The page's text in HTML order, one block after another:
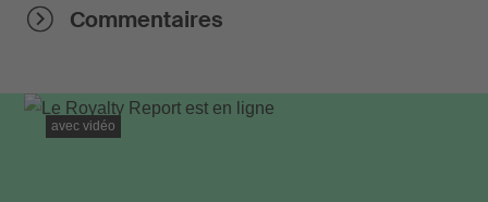
Commentaires
avec vidéo